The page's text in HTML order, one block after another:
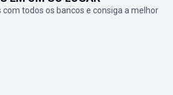
todos os bancos e consiga a melhor